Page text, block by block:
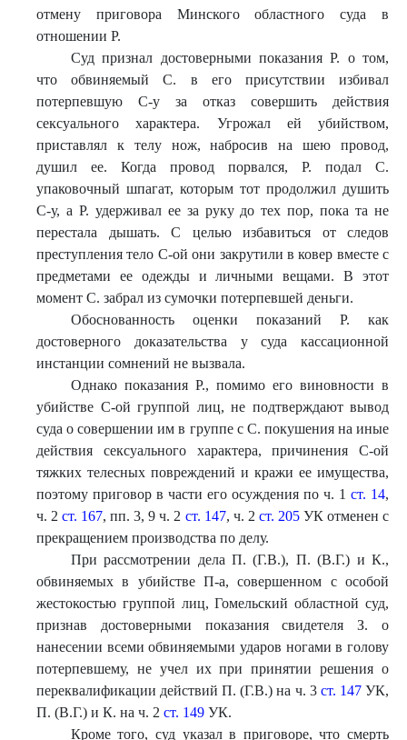
отмену приговора Минского областного суда в
отношении Р.
Суд признал достоверными показания Р. о том,
что обвиняемый С. в его присутствии избивал
потерпевшую С-у за отказ совершить действия
сексуального характера. Угрожал ей убийством,
приставлял к телу нож, набросив на шею провод,
душил ее. Когда провод порвался, Р. подал С.
упаковочный шпагат, которым тот продолжил душить
С-у, а Р. удерживал ее за руку до тех пор, пока та не
перестала дышать. С целью избавиться от следов
преступления тело С-ой они закрутили в ковер вместе с
предметами ее одежды и личными вещами. В этот
момент С. забрал из сумочки потерпевшей деньги.
Обоснованность оценки показаний Р. как
достоверного доказательства у суда кассационной
инстанции сомнений не вызвала.
Однако показания Р., помимо его виновности в
убийстве С-ой группой лиц, не подтверждают вывод
суда о совершении им в группе с С. покушения на иные
действия сексуального характера, причинения С-ой
тяжких телесных повреждений и кражи ее имущества,
поэтому приговор в части его осуждения по ч. 1 ст. 14,
ч. 2ст. 167, пп. 3, 9 ч. 2 ст. 147, ч. 2 ст. 205УК отменен с
прекращением производства по делу.
При рассмотрении дела П. (Г.В.), П. (В.Г.) и К.,
обвиняемых в убийстве П-а, совершенном с особой
жестокостью группой лиц, Гомельский областной суд,
признав достоверными показания свидетеля З. о
нанесении всеми обвиняемыми ударов ногами в голову
потерпевшему, не учел их при принятии решения о
переквалификации действий П. (Г.В.) на ч. 3 ст. 147УК,
П. (В.Г.) и К. на ч. 2 ст. 149 УК.
Кроме того, суд указал в приговоре, что смерть